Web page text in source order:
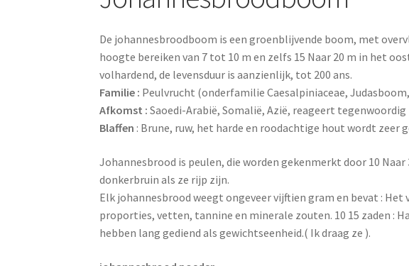
De johannesbroodboom is een groenblijvende boom, met
hoogte bereiken van 7 tot 10 m en zelfs 15 Naar 20 m in het
volhardend, de levensduur is aanzienlijk, tot 200 ans.
Familie : Peulvrucht (onderfamilie Caesalpiniaceae,
Afkomst : Saoedi-Arabië, Somalië, Azië, reageert
Blaffen : Brune, ruw, het harde en roodachtige hout wordt zeer
Johannesbrood is peulen, die worden gekenmerkt door 10
donkerbruin als ze rijp zijn.
Elk johannesbrood weegt ongeveer vijftien gram en bevat :
proporties, vetten, tannine en minerale zouten. 10 15 zaden :
hebben lang gediend als gewichtseenheid.( Ik draag ze ).